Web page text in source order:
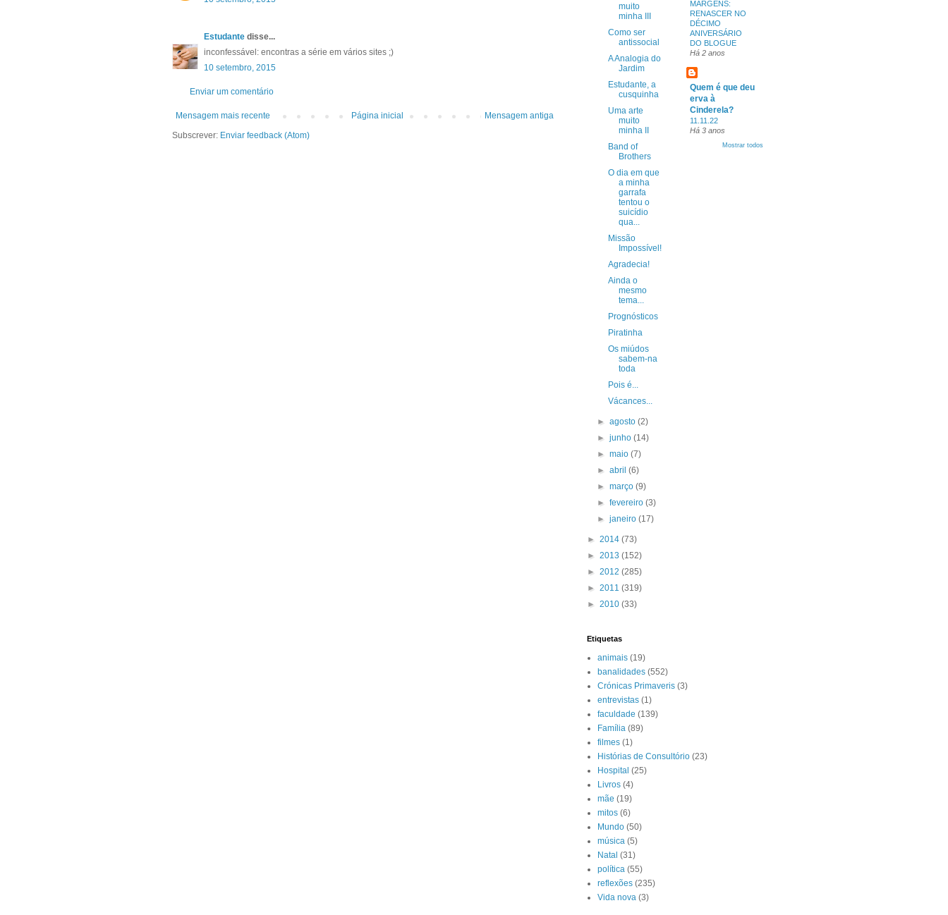
Estudante disse...
inconfessável: encontras a série em vários sites ;)
10 setembro, 2015
Enviar um comentário
Mensagem mais recente Mensagem antiga
Página inicial
Subscrever: Enviar feedback (Atom)
muito
minha III
Como ser
antissocial
A Analogia do
Jardim
Estudante, a
cusquinha
Uma arte
muito
minha II
Band of
Brothers
O dia em que
a minha
garrafa
tentou o
suicídio
qua...
Missão
Impossível!
Agradecia!
Ainda o
mesmo
tema...
Prognósticos
Piratinha
Os miúdos
sabem-na
toda
Pois é...
Vácances...
►agosto(2)
►junho(14)
►maio(7)
►abril(6)
►março(9)
►fevereiro(3)
►janeiro(17)
► 2014 (73)
► 2013 (152)
► 2012 (285)
► 2011 (319)
► 2010 (33)
MARGENS:
RENASCER NO
DÉCIMO
ANIVERSÁRIO
DO BLOGUE
Há 2 anos
Quem é que deu
erva à
Cinderela?
11.11.22
Há 3 anos
Mostrar todos
Etiquetas
animais (19)
banalidades (552)
Crónicas Primaveris (3)
entrevistas (1)
faculdade (139)
Família (89)
filmes (1)
Histórias de Consultório (23)
Hospital (25)
Livros (4)
mãe (19)
mitos (6)
Mundo (50)
música (5)
Natal (31)
política (55)
reflexões (235)
Vida nova (3)